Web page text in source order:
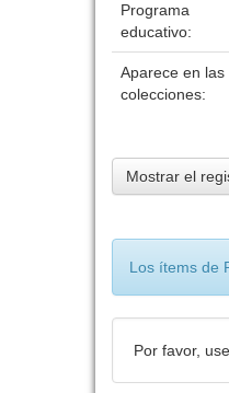
Programa
educativo:
Aparece en las
colecciones:
Mostrar el
Los ítems de
Por favor,